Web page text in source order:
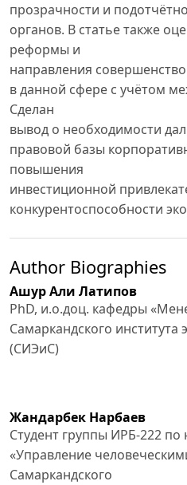
прозрачности и
органов. В статье также
реформы и
направления
в данной сфере с учётом
Сделан
вывод о необходимости
правовой базы
повышения
инвестиционной
конкурентоспособности
Author Biographies
Ашур Али Латипов
PhD, и.о.доц. кафедры
Самаркандского института
(СИЭиС)
Жандарбек Нарбаев
Студент группы ИРБ-222
«Управление
Самаркандского